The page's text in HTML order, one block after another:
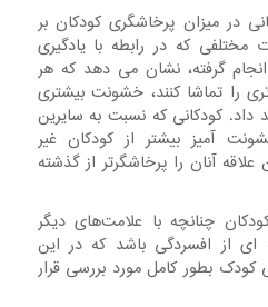
در میزان پرخاشگری کودکان بر
که در رابطه با یادگیری
گرفته، نشان می دهد که هر
را تماشا کنند، خشونت بیشتری
کودکانی که نسبت به سایرین
آمیز بیشتر از کودکان غیر
آنان را پرخاشگرتر از گذشته
چنانچه‌ با علامت‌های‌ دیگر
‌ای‌ از افسردگی‌ باشد که‌ در این‌
بطور کامل مورد بررسی‌ قرار